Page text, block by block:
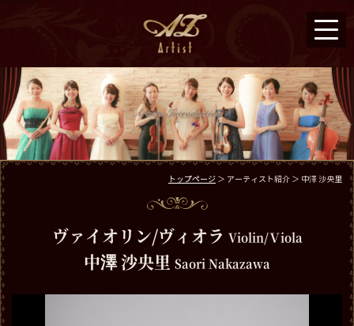
トップページ ＞ アーティスト紹介 ＞ 中澤 沙央里
ヴァイオリン/ヴィオラ Violin/Ｖiola
中澤 沙央里 Saori Nakazawa